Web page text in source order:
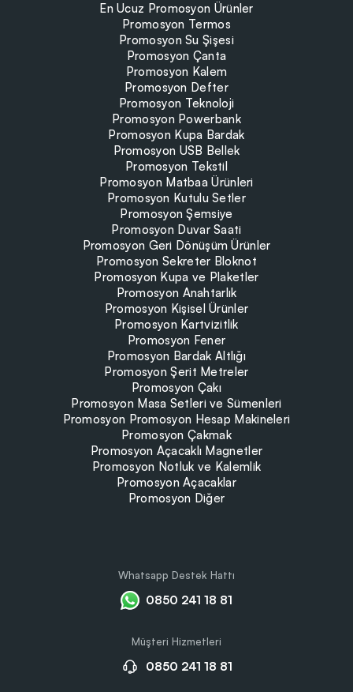
En Ucuz Promosyon Ürünler
Promosyon Termos
Promosyon Su Şişesi
Promosyon Çanta
Promosyon Kalem
Promosyon Defter
Promosyon Teknoloji
Promosyon Powerbank
Promosyon Kupa Bardak
Promosyon USB Bellek
Promosyon Tekstil
Promosyon Matbaa Ürünleri
Promosyon Kutulu Setler
Promosyon Şemsiye
Promosyon Duvar Saati
Promosyon Geri Dönüşüm Ürünler
Promosyon Sekreter Bloknot
Promosyon Kupa ve Plaketler
Promosyon Anahtarlık
Promosyon Kişisel Ürünler
Promosyon Kartvizitlik
Promosyon Fener
Promosyon Bardak Altlığı
Promosyon Şerit Metreler
Promosyon Çakı
Promosyon Masa Setleri ve Sümenleri
Promosyon Promosyon Hesap Makineleri
Promosyon Çakmak
Promosyon Açacaklı Magnetler
Promosyon Notluk ve Kalemlik
Promosyon Açacaklar
Promosyon Diğer
Whatsapp Destek Hattı
0850 241 18 81
Müşteri Hizmetleri
0850 241 18 81